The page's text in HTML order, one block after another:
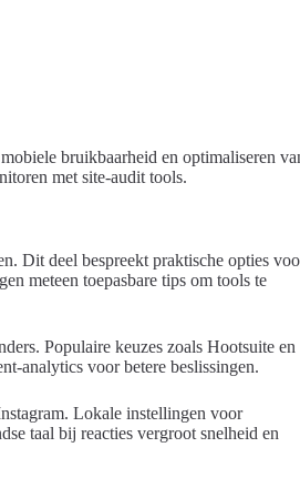
bruikbaarheid en optimaliseren
met site-audit tools.
Dit deel bespreekt praktische opties
meteen toepasbare tips om tools te
Populaire keuzes zoals Hootsuite en
analytics voor betere beslissingen.
Lokale instellingen voor
taal bij reacties vergroot snelheid en